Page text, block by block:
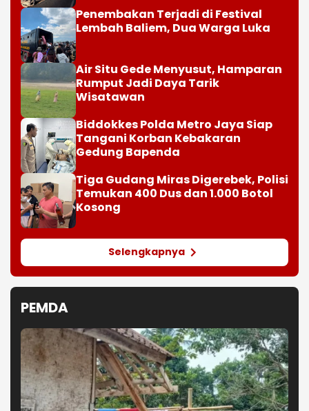
Penembakan Terjadi di Festival
Lembah Baliem, Dua Warga Luka
Air Situ Gede Menyusut, Hamparan
Rumput Jadi Daya Tarik
Wisatawan
Biddokkes Polda Metro Jaya Siap
Tangani Korban Kebakaran
Gedung Bapenda
Tiga Gudang Miras Digerebek, Polisi
Temukan 400 Dus dan 1.000 Botol
Kosong
Selengkapnya
PEMDA